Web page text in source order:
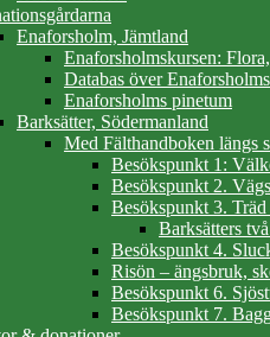
Enaforsholm, Jämtland
Enaforsholmskursen:
Databas över
Enaforsholms pinetum
Barksätter, Södermanland
Med Fälthandboken längs
Besökspunkt 1:
Besökspunkt 2.
Besökspunkt 3.
Barksätters
Besökspunkt 4.
Risön – ängsbruk,
Besökspunkt 6.
Besökspunkt 7.